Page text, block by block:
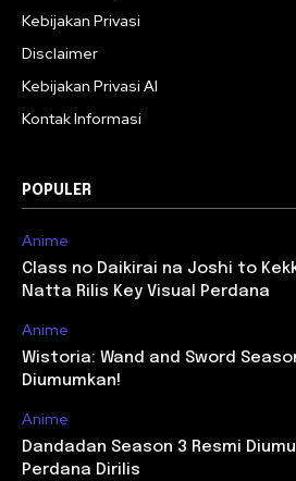
Kebijakan Privasi
Disclaimer
Kebijakan Privasi AI
Kontak Informasi
POPULER
Anime
Class no Daikirai na Joshi to
Natta Rilis Key Visual Perdana
Anime
Wistoria: Wand and Sword
Diumumkan!
Anime
Dandadan Season 3 Resmi
Perdana Dirilis